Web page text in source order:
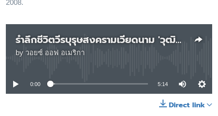
เลือกภาษา
2008.
รำลึกชีวิตวีรบุรุษสงครามเวียดนาม 'วุฒิสมาชิก จอห์น แม็คเคน'
by วอยซ์ ออฟ อเมริกา
No media source currently available
0:00 5:14
Direct link